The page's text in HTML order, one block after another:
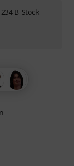
B-Stock